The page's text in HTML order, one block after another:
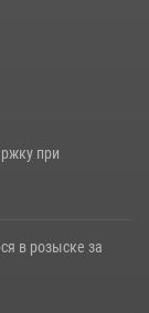
при
в розыске за